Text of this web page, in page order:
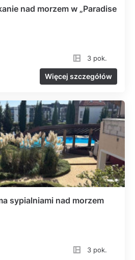
nad morzem w „Paradise
3 pok.
Więcej szczegółów
sypialniami nad morzem
3 pok.